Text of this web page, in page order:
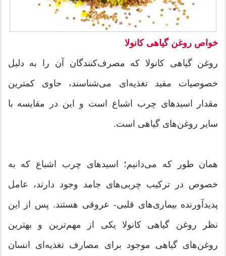
خواص روغن گیاهی کانولا
روغن گیاهی کانولا که مصرف‌کنندگان آن را به دلیل
خصوصیات مفید تغذیه‌ای می‌شناسند، حاوی کمترین
مقدار اسیدهای چرب اشباع است و این در مقایسه با
سایر روغن‌های گیاهی است.
همان طور که می‌دانیم؛ اسیدهای چرب اشباع که به
خصوص در ترکیب چربی‌های جامد وجود دارند، عامل
پدیدآورنده بیماری‌های قلبی- عروقی هستند. پس از این
نظر روغن گیاهی کانولا یکی از مهم‌ترین و بهترین
روغن‌های گیاهی موجود برای مصارف تغذیه‌ای انسان